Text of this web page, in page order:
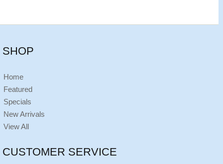
SHOP
Home
Featured
Specials
New Arrivals
View All
CUSTOMER SERVICE